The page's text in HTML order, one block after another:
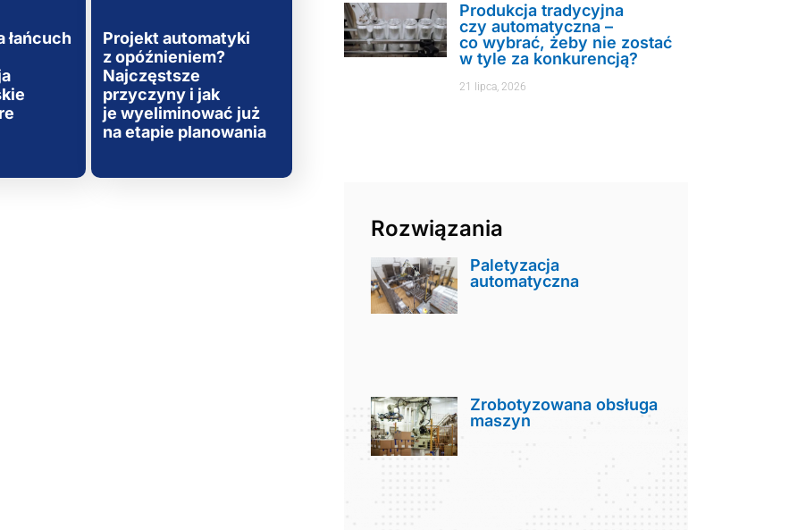
łańcuch
Projekt automatyki
z opóźnieniem?
Najczęstsze
przyczyny i jak
je wyeliminować już
na etapie planowania
Produkcja tradycyjna
czy automatyczna –
co wybrać, żeby nie zostać
w tyle za konkurencją?
21 lipca, 2026
Rozwiązania
Paletyzacja
automatyczna
Zrobotyzowana obsługa
maszyn